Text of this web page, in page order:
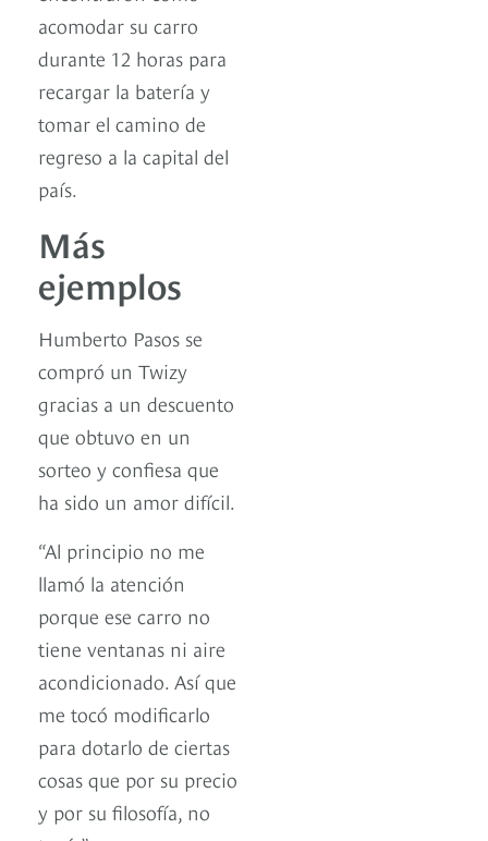
acomodar su carro
durante 12 horas para
recargar la batería y
tomar el camino de
regreso a la capital del
país.
Más
ejemplos
Humberto Pasos se
compró un Twizy
gracias a un descuento
que obtuvo en un
sorteo y confiesa que
ha sido un amor difícil.
“Al principio no me
llamó la atención
porque ese carro no
tiene ventanas ni aire
acondicionado. Así que
me tocó modificarlo
para dotarlo de ciertas
cosas que por su precio
y por su filosofía, no